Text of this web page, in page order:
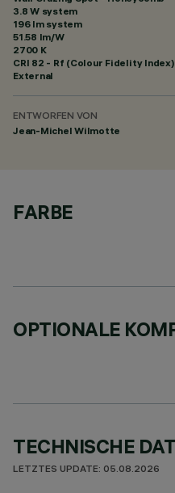
3.8 W system
196 lm system
51.58 lm/W
2700 K
CRI 82 - Rf (Colour Fidelity Index)
External
ENTWORFEN VON
Jean-Michel Wilmotte
FARBE
OPTIONALE
TECHNISCHE
LETZTES UPDATE: 05.08.2026